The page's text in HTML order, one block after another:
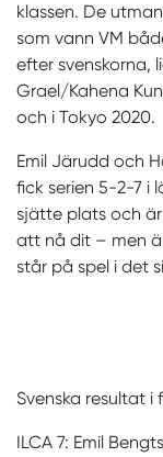
klassen. De
som vann VM
efter svenskorna,
Grael/Kahena
och i Tokyo 2020.
Emil Järudd och
fick serien 5-2-7 i
sjätte plats och
att nå dit – men
står på spel i det
Svenska resultat i
ILCA 7: Emil